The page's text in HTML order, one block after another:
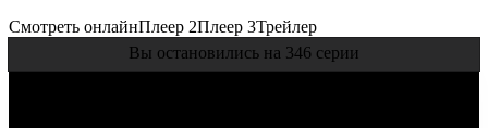
Смотреть онлайнПлеер 2Плеер 3Трейлер
Вы остановились на 346 серии